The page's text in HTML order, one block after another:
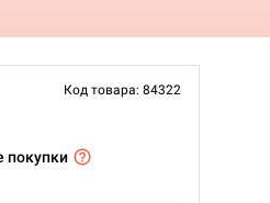
Код товара: 84322
покупки